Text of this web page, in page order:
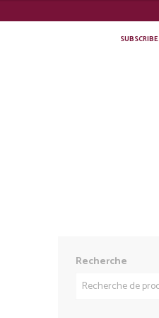
SUBSCRIBE
Recherche